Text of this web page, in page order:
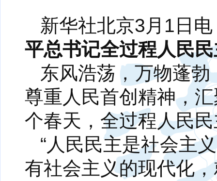
新华社北京3月1日
平总书记全过程人民
东风浩荡，万物蓬
尊重人民首创精神，
个春天，全过程人民
“人民民主是社会主
有社会主义的现代化